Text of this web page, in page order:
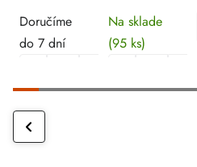
Doručíme
do 7 dní
Na sklade
(95 ks)